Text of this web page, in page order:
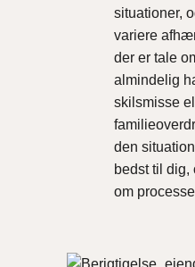
situationer,
variere
der er tale
almindelig
skilsmisse
den
bedst til
om